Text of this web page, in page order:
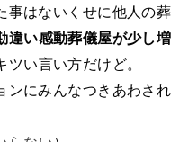
事はないくせに他人の葬
違い感動葬儀屋が少し増
い言い方だけど。
ンにみんなつきあわされ